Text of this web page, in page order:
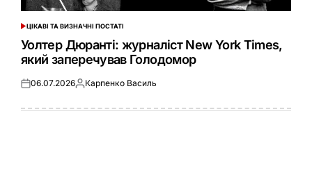
ОПУБЛІКУВАТИ
У
ЦІКАВІ ТА ВИЗНАЧНІ ПОСТАТІ
Уолтер Дюранті: журналіст New York Times,
який заперечував Голодомор
Оприлюднено
06.07.2026Опубліковано
Карпенко Василь